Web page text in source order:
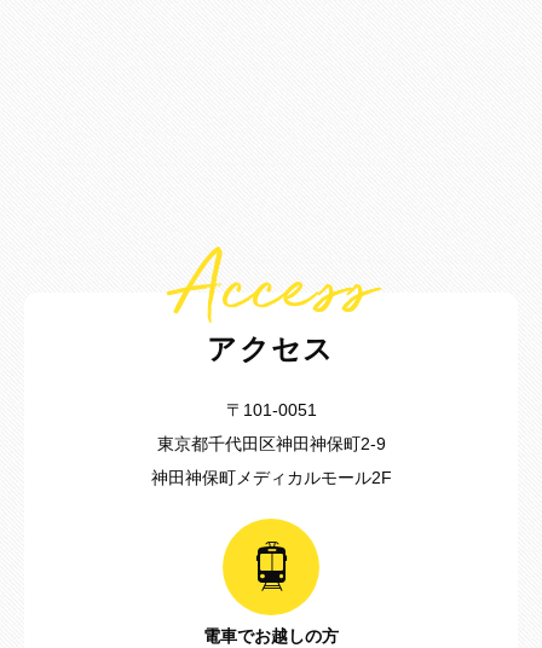
Access
アクセス
〒101-0051
東京都千代田区神田神保町2-9
神田神保町メディカルモール2F
電車でお越しの方